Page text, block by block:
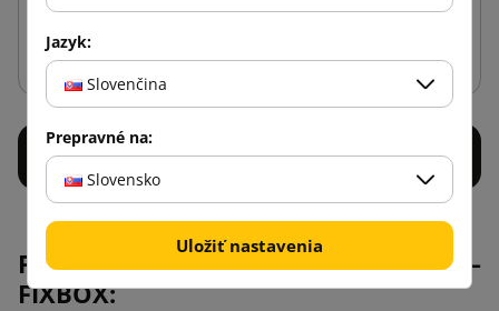
Parametre balenia notebookov –
FIXBOX:
Jazyk:
Slovenčina
Prepravné na:
Slovensko
Uložiť nastavenia